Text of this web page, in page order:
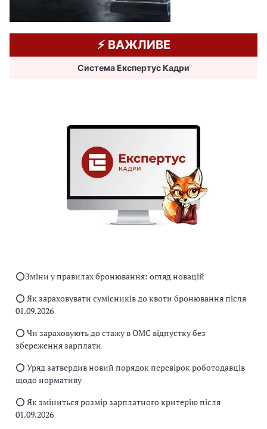
⚡️ ВАЖЛИВЕ
Система Експертус Кадри
⭕️Зміни у правилах бронювання: огляд новацій
⭕️ Як зараховувати сумісників до квоти бронювання після
01.09.2026
⭕️ Чи зараховують до стажу в ОМС відпустку без
збереження зарплати
⭕️ Уряд затвердив новий порядок перевірок роботодавців
щодо нормативу
⭕️ Як зміниться розмір зарплатного критерію після
01.09.2026